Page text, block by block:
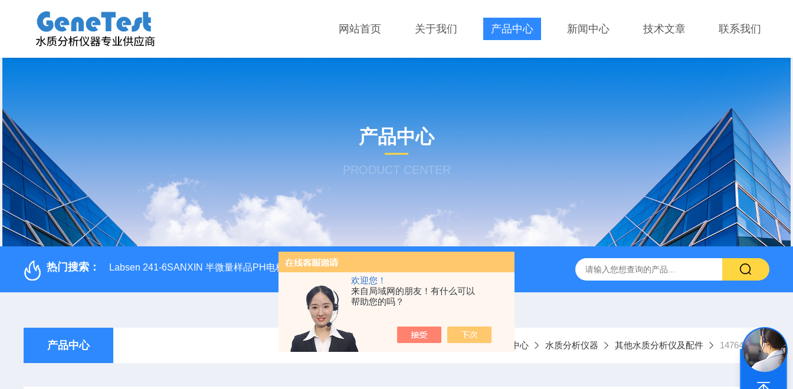
欢迎您！
来自局域网的朋友！有什么可以
帮助您的吗？
网站首页 关于我们 产品中心 新闻中心 技术文章 联系我们
产品中心
PRODUCT CENTER
热门搜索： Labsen 241-6SANXIN 半微量样品PH电极 SDI-47手动SDI污染指数测定仪，携带方便，轻巧 9385100DR900便携式多参数水质分析仪 GTOX-700便携式
产品中心 当前位置：首页 产品中心 水质分析仪器 其他水质分析仪及配件 1476453